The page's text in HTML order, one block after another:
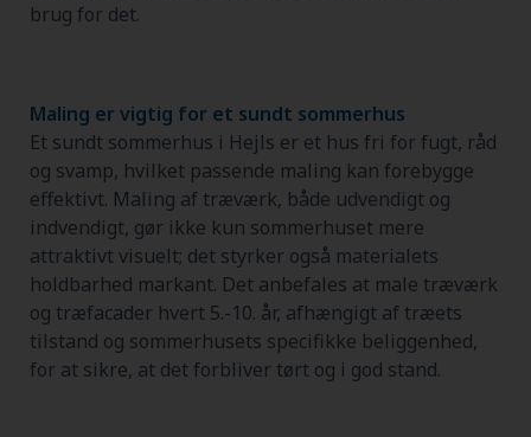
brug for det.
Maling er vigtig for et sundt sommerhus
Et sundt sommerhus i Hejls er et hus fri for fugt, råd
og svamp, hvilket passende maling kan forebygge
effektivt. Maling af træværk, både udvendigt og
indvendigt, gør ikke kun sommerhuset mere
attraktivt visuelt; det styrker også materialets
holdbarhed markant. Det anbefales at male træværk
og træfacader hvert 5.-10. år, afhængigt af træets
tilstand og sommerhusets specifikke beliggenhed,
for at sikre, at det forbliver tørt og i god stand.